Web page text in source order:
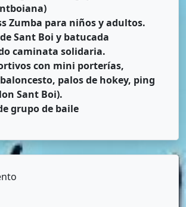
Zumba para niños y adultos.
Sant Boi y batucada
caminata solidaria.
con mini porterías,
palos de hokey, ping
Sant Boi).
grupo de baile